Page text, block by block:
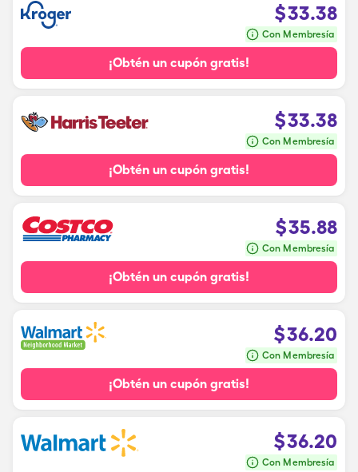
$33.38
Con Membresía
¡Obtén un cupón gratis!
$33.38
Con Membresía
¡Obtén un cupón gratis!
$35.88
Con Membresía
¡Obtén un cupón gratis!
$36.20
Con Membresía
¡Obtén un cupón gratis!
$36.20
Con Membresía